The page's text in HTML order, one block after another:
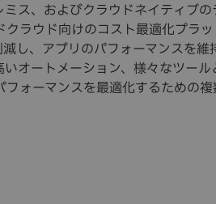
ス、およびクラウドネイティブの
ラウド向けのコスト最適化プラ
し、アプリのパフォーマンスを維
オートメーション、様々なツール
ォーマンスを最適化するための